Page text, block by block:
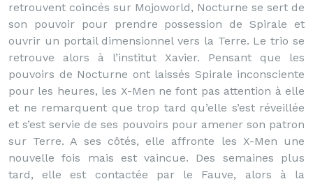
retrouvent coincés sur Mojoworld, Nocturne se sert de
son pouvoir pour prendre possession de Spirale et
ouvrir un portail dimensionnel vers la Terre. Le trio se
retrouve alors à l’institut Xavier. Pensant que les
pouvoirs de Nocturne ont laissés Spirale inconsciente
pour les heures, les X-Men ne font pas attention à elle
et ne remarquent que trop tard qu’elle s’est réveillée
et s’est servie de ses pouvoirs pour amener son patron
sur Terre. A ses côtés, elle affronte les X-Men une
nouvelle fois mais est vaincue. Des semaines plus
tard, elle est contactée par le Fauve, alors à la